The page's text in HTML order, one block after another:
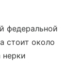
федеральной
стоит около
нерки